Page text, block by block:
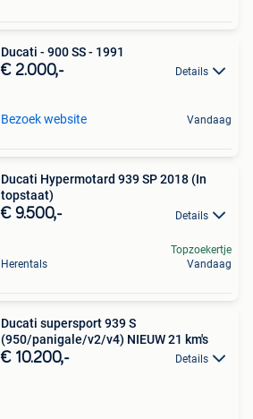
Ducati - 900 SS - 1991
€ 2.000,- Details
Bezoek website Vandaag
Ducati Hypermotard 939 SP 2018 (In
topstaat)
€ 9.500,- Details
Herentals
Topzoekertje
Vandaag
Ducati supersport 939 S
(950/panigale/v2/v4) NIEUW 21 km's
€ 10.200,- Details